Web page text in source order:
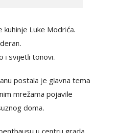
Luke Modrića.
i svijetli tonovi.
postala je glavna tema
mrežama pojavile
doma.
u centru grada,